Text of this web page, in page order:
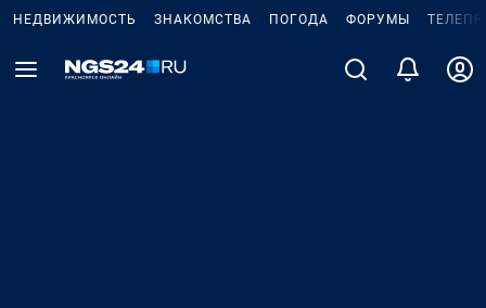
НЕДВИЖИМОСТЬ ЗНАКОМСТВА ПОГОДА ФОРУМЫ